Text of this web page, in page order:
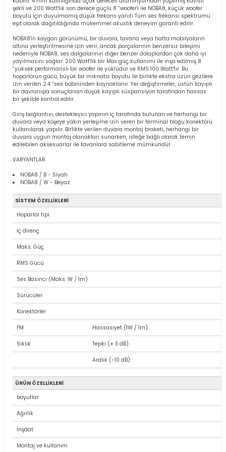
Stokta Yok
Audac ATEO2 2'' İnç 10-20 Watt 8 Ohm Sütun Hoparlör
0,00 TL
Audac ATEO2D 2'' İnç 10-20 Watt 16 Ohm Sütun Hoparlör
Stokta Yok
0,00 TL
Stokta Yok
Audac ATEO4D 4'' İnç 35-70 W 16 Ohm Sütun Hoparlör
şekli ve 200 Watt'lık son derece güçlü 8 ”woofer'ı ile NOBA8, küçük woofer
boyutu için duyulmamış düşük frekans yanıtı Tüm ses frekansı spektrumu
eşit olarak dağıtıldığında mükemmel akustik deneyim garanti edilir.
NOBA8'in kaygan görünümü, bir duvara, tavana veya hatta mobilyaların
altına yerleştirilmesine izin verir, ancak parçalarının benzersiz bileşimi
nedeniyle NOBA8, ses dalgalarının diğer benzer dolaplardan çok daha iyi
yayılmasını sağlar. 200 Watt'lık bir Max güç kullanımı ile inşa edilmiş 8
”yüksek performanslı bir woofer ile yüklüdür ve RMS 100 Watt'tır. Bu
hoparlörün gücü, büyük bir mıknatıs boyutu ile birlikte ekstra uzun gezilere
izin verilen 2.4 ”ses bobininden kaynaklanır. Yer değiştirmeler, üstün kayıplı
bir davranışla sonuçlanan düşük kayıplı süspansiyon tarafından hassas
bir şekilde kontrol edilir.
Giriş bağlantısı, destekleyici yapının iç tarafında bulunan ve herhangi bir
duvara veya köşeye yakın yerleşime izin veren bir terminal bloğu konektörü
kullanılarak yapılır. Birlikte verilen duvara montaj braketi, herhangi bir
duvara uygun montaj olanakları sunarken, isteğe bağlı olarak temin
edilebilen aksesuarlar ile tavanlara sabitleme mümkündür.
VARYANTLAR
NOBA8 / B - Siyah
NOBA8 / W - Beyaz
SİSTEM ÖZELLİKLERİ
Hoparlör tipi
İç direnç
Maks. Güç
RMS Gücü
Ses Basıncı (Maks. W / 1m)
Sürücüler
Konektörler
FM Hassasiyet (1W / 1m)
Sıklık Tepki (± 3 dB)
Aralık (-10 dB)
ÜRÜN ÖZELLİKLERİ
boyutlar
Ağırlık
İnşaat
Montaj ve kullanım